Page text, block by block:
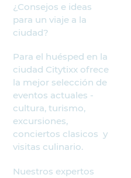
¿Consejos e ideas
para un viaje a la
ciudad?
Para el huésped en la
ciudad Citytixx ofrece
la mejor selección de
eventos actuales -
cultura, turismo,
excursiones,
conciertos clasicos y
visitas culinario.
Nuestros expertos